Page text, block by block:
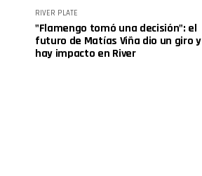
RIVER PLATE
"Flamengo tomó una decisión": el
futuro de Matías Viña dio un giro y
hay impacto en River